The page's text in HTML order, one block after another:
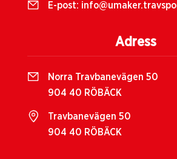
E-post:
Adress
Norra Travbanevägen 50
904 40 RÖBÄCK
Travbanevägen 50
904 40 RÖBÄCK